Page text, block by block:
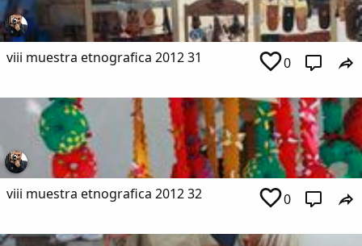
viii muestra etnografica 2012 31 0
viii muestra etnografica 2012 32 0